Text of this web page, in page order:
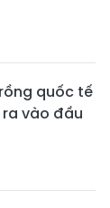
quốc tế
ra vào đầu